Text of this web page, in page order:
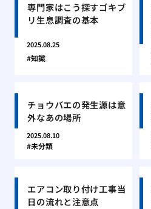
専門家はこう探すゴキブ
リ生息調査の基本
2025.08.25
知識
チョウバエの発生源は意
外なあの場所
2025.08.10
未分類
エアコン取り付け工事当
日の流れと注意点